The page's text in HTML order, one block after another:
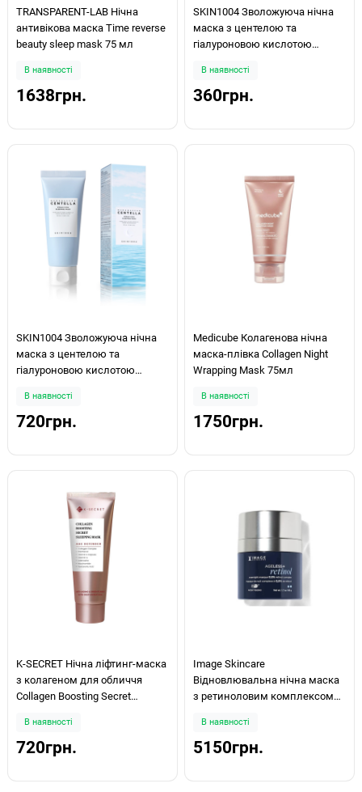
TRANSPARENT-LAB Нічна
антивікова маска Time reverse
beauty sleep mask 75 мл
В наявності
1638грн.
SKIN1004 Зволожуюча нічна
маска з центелою та
гіалуроновою кислотою
Sleeping Pack 30ml
В наявності
360грн.
SKIN1004 Зволожуюча нічна
маска з центелою та
гіалуроновою кислотою
Sleeping Pack 100ml
В наявності
720грн.
Medicube Колагенова нічна
маска-плівка Collagen Night
Wrapping Mask 75мл
В наявності
1750грн.
K-SECRET Нічна ліфтинг-маска
з колагеном для обличчя
Collagen Boosting Secret
В наявності
720грн.
Image Skincare
Відновлювальна нічна маска
з ретиноловим комплексом
Masque 0.5% Retinol Complex
50мл
В наявності
5150грн.